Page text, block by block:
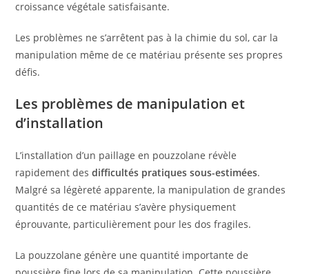
croissance végétale satisfaisante.
Les problèmes ne s’arrêtent pas à la chimie du sol, car la
manipulation même de ce matériau présente ses propres
défis.
Les problèmes de manipulation et
d’installation
L’installation d’un paillage en pouzzolane révèle
rapidement desdifficultés pratiques sous-estimées.
Malgré sa légèreté apparente, la manipulation de grandes
quantités de ce matériau s’avère physiquement
éprouvante, particulièrement pour les dos fragiles.
La pouzzolane génère une quantité importante de